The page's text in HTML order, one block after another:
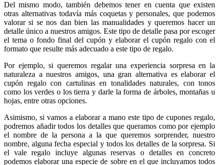
Del mismo modo, también debemos tener en cuenta que existen
otras alternativas todavía más coquetas y personales, que podemos
valorar si se nos dan bien las manualidades y queremos hacer un
detalle único a nuestros amigos. Este tipo de detalle pasa por escoger
el tema o fondo final del cupón y elaborar el cupón regalo con el
formato que resulte más adecuado a este tipo de regalo.
Por ejemplo, si queremos regalar una experiencia sorpresa en la
naturaleza a nuestros amigos, una gran alternativa es elaborar el
cupón regalo con cartulinas en tonalidades naturales, con tonos
como los verdes o los tierra y darle la forma de árboles, montañas u
hojas, entre otras opciones.
Asimismo, si vamos a elaborar a mano este tipo de cupones regalo,
podremos añadir todos los detalles que queramos como por ejemplo
el nombre de la persona a la que queremos sorprender, nuestro
nombre, alguna fecha especial y todos los detalles de la sorpresa. Si
el vale regalo incluye algunas reservas o detalles en concreto
podemos elaborar una especie de sobre en el que incluyamos todos